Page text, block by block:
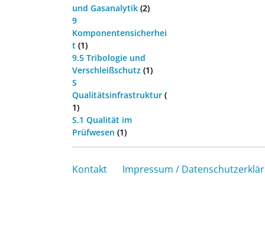
und Gasanalytik (2)
9
Komponentensicherhei
t (1)
9.5 Tribologie und
Verschleißschutz (1)
S
Qualitätsinfrastruktur (
1)
S.1 Qualität im
Prüfwesen (1)
Kontakt Impressum /